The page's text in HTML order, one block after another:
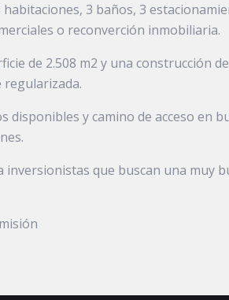
habitaciones, 3 baños, 3
o reconverción inmobiliaria.
de 2.508 m2 y una construcción
disponibles y camino de acceso en
que buscan una muy